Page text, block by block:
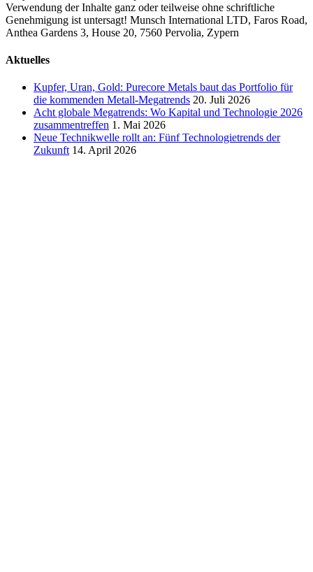
Verwendung der Inhalte ganz oder teilweise ohne schriftliche
Genehmigung ist untersagt! Munsch International LTD, Faros Road,
Anthea Gardens 3, House 20, 7560 Pervolia, Zypern
Close
Aktuelles
Kupfer, Uran, Gold: Purecore Metals baut das Portfolio für
die kommenden Metall-Megatrends 20. Juli 2026
Acht globale Megatrends: Wo Kapital und Technologie 2026
zusammentreffen 1. Mai 2026
Neue Technikwelle rollt an: Fünf Technologietrends der
Zukunft 14. April 2026